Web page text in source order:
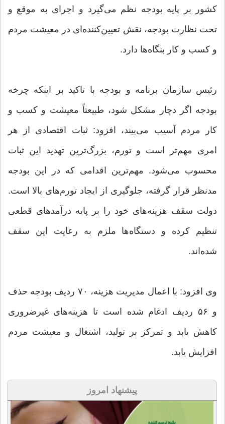
کشور بر پایه بودجه نظم می‌گیرد و اجرای به موقع و
تحت نظارت بودجه، نقش تعیین‌کننده‌ای در معیشت مردم
و کسب و کار بنگاه‌ها دارد.
رئیس سازمان برنامه و بودجه با تاکید بر اینکه چرخه
بودجه اگر دچار مشکل شود، طبیعتاً معیشت و کسب و
کار مردم آسیب می‌بیند، افزود: ثبات اقتصادی از هر
امری مهم‌تر است و تورم، بزرگ‌ترین تهدید این ثبات
محسوب می‌شود. مهم‌ترین اقدامی که در این بودجه
مدنظر قرار گرفته، جلوگیری از ایجاد تورم‌های بالا است.
دولت سقف هزینه‌های خود را بر پایه درآمدهای قطعی
تنظیم کرده و دستگاه‌ها ملزم به رعایت این سقف
شده‌اند.
وی افزود: با اعمال مدیریت هزینه، ۷۰ ردیف بودجه حذف
و ۵۶ ردیف ادغام شده است تا هزینه‌های غیرضروری
کاهش یابد و تمرکز بر تولید، اشتغال و معیشت مردم
افزایش یابد.
پیشنهاد امروز